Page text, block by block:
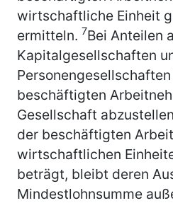
wirtschaftliche Einheit
ermitteln. 7Bei Anteilen
Kapitalgesellschaften
beschäftigten
Gesellschaft
der beschäftigten
wirtschaftlichen
beträgt, bleibt deren
Mindestlohnsumme